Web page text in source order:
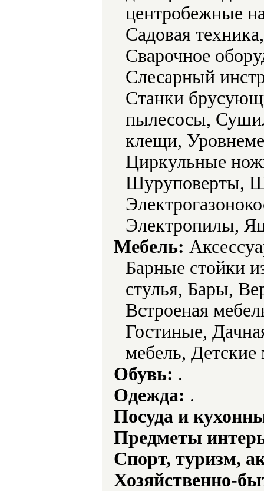
центробежные
Садовая
Сварочное
Слесарный
Станки
пылесосы,
клещи,
Циркульные
Шуруповерты,
Электропилы,
Мебель:
Барные стойки
стулья, Бары,
Встроеная
Гостиные,
мебель, Детские
Обувь: .
Одежда: .
Посуда и
Предметы
Спорт, туризм,
Хозяйственно-